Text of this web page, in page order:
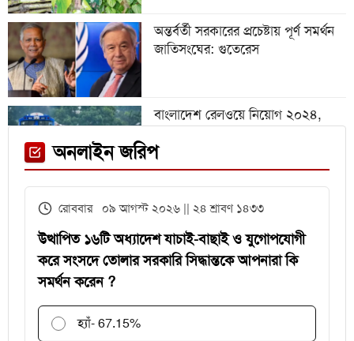
বিশ্বকাপে রোনালদিনহোকে ছাড়িয়ে
ফেনী স্টেশনে মেঘনা ট্রেনের ইঞ্জিন
বিকল, আড়াই ঘণ্টা আটকা ৮০০ যাত্রী
অন্তর্বর্তী সরকারের প্রচেষ্টায় পূর্ণ সমর্থন
জাতিসংঘের: গুতেরেস
বাংলাদেশ রেলওয়ে নিয়োগ ২০২৪,
পরীক্ষকদের জন্য সময় বাড়ল ২ দিন
অনলাইন জরিপ
রোববার ০৯ আগস্ট ২০২৬ || ২৪ শ্রাবণ ১৪৩৩
উত্থাপিত ১৬টি অধ্যাদেশ যাচাই-বাছাই ও যুগোপযোগী
করে সংসদে তোলার সরকারি সিদ্ধান্তকে আপনারা কি
সমর্থন করেন ?
হ্যাঁ- 67.15%